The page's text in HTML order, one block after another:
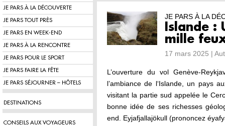
JE PARS À LA DÉCOUVERTE
JE PARS TOUT PRÈS
JE PARS EN WEEK-END
JE PARS À LA RENCONTRE
JE PARS POUR LE SPORT
JE PARS FAIRE LA FÊTE
JE PARS SÉJOURNER – HÔTELS
DESTINATIONS
CONSEILS AUX VOYAGEURS
JE PARS À LA
Islande :
mille
17 mars 2025 |
L’ouverture du vol Genève-
l’ambiance de l‘Islande, un pays
visitant la partie sud appelée le
bonne idée de ses richesses
end. Eyjafjallajökull (prononcez